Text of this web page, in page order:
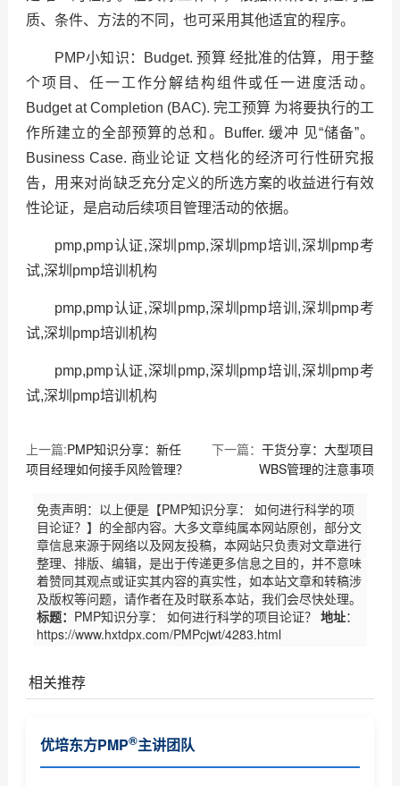
质、条件、方法的不同，也可采用其他适宜的程序。
PMP小知识：Budget. 预算 经批准的估算，用于整
个项目、任一工作分解结构组件或任一进度活动。
Budget at Completion (BAC). 完工预算 为将要执行的工
作所建立的全部预算的总和。Buffer. 缓冲 见“储备”。
Business Case. 商业论证 文档化的经济可行性研究报
告，用来对尚缺乏充分定义的所选方案的收益进行有效
性论证，是启动后续项目管理活动的依据。
pmp,pmp认证,深圳pmp,深圳pmp培训,深圳pmp考
试,深圳pmp培训机构
pmp,pmp认证,深圳pmp,深圳pmp培训,深圳pmp考
试,深圳pmp培训机构
pmp,pmp认证,深圳pmp,深圳pmp培训,深圳pmp考
试,深圳pmp培训机构
上一篇:PMP知识分享：新任
项目经理如何接手风险管理？
下一篇：干货分享：大型项目
WBS管理的注意事项
免责声明：以上便是【PMP知识分享： 如何进行科学的项
目论证？】的全部内容。大多文章纯属本网站原创，部分文
章信息来源于网络以及网友投稿，本网站只负责对文章进行
整理、排版、编辑，是出于传递更多信息之目的，并不意味
着赞同其观点或证实其内容的真实性，如本站文章和转稿涉
及版权等问题，请作者在及时联系本站，我们会尽快处理。
标题： PMP知识分享： 如何进行科学的项目论证？ 地址：
https://www.hxtdpx.com/PMPcjwt/4283.html
相关推荐
PMP认证基本常识了解
优培东方PMP®主讲团队